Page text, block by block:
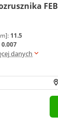
11.5
0.007
danych